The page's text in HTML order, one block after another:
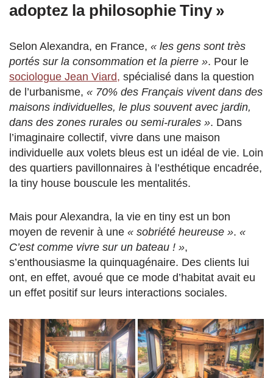
adoptez la philosophie Tiny »
Selon Alexandra, en France, « les gens sont très
portés sur la consommation et la pierre ». Pour le
sociologue Jean Viard, spécialisé dans la question
de l’urbanisme, « 70% des Français vivent dans des
maisons individuelles, le plus souvent avec jardin,
dans des zones rurales ou semi-rurales ». Dans
l’imaginaire collectif, vivre dans une maison
individuelle aux volets bleus est un idéal de vie. Loin
des quartiers pavillonnaires à l’esthétique encadrée,
la tiny house bouscule les mentalités.
Mais pour Alexandra, la vie en tiny est un bon
moyen de revenir à une « sobriété heureuse ». «
C’est comme vivre sur un bateau ! »,
s’enthousiasme la quinquagénaire. Des clients lui
ont, en effet, avoué que ce mode d’habitat avait eu
un effet positif sur leurs interactions sociales.